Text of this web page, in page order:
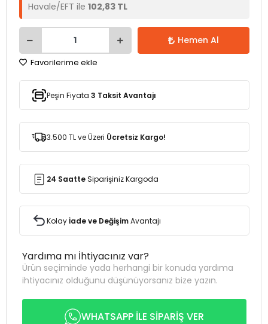
Havale/EFT ile 102,83 TL
Hemen Al
Favorilerime ekle
Peşin Fiyata 3 Taksit Avantajı
3.500 TL ve Üzeri Ücretsiz Kargo!
24 SaatteSiparişiniz Kargoda
Kolayİade ve DeğişimAvantajı
Yardıma mı İhtiyacınız var?
Ürün seçiminde yada herhangi bir konuda yardıma
ihtiyacınız olduğunu düşünüyorsanız bize yazın.
WHATSAPP İLE SİPARİŞ VER